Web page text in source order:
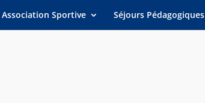
Association Sportive Séjours Pédagogiques